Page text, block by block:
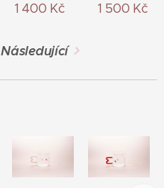
1 400 Kč 1 500 Kč
Následující